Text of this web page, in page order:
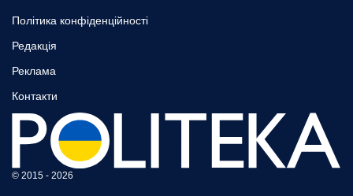
Політика конфіденційності
Редакція
Реклама
Контакти
© 2015 - 2026